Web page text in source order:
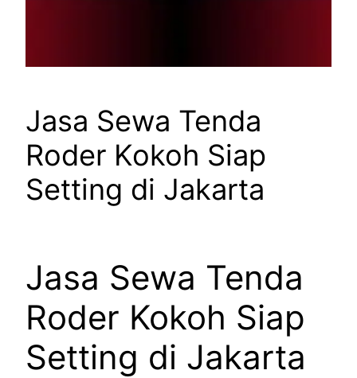
Jasa Sewa Tenda
Roder Kokoh Siap
Setting di Jakarta
Jasa Sewa Tenda
Roder Kokoh Siap
Setting di Jakarta